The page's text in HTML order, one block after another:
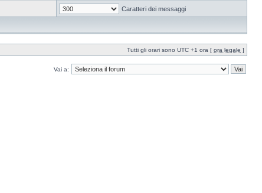
Caratteri dei messaggi
Tutti gli orari sono UTC +1 ora [ ora legale ]
Vai a: